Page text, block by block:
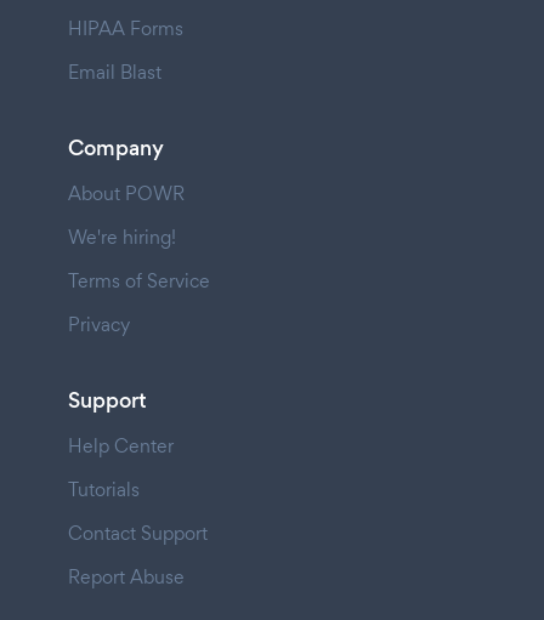
HIPAA Forms
Email Blast
Company
About POWR
We're hiring!
Terms of Service
Privacy
Support
Help Center
Tutorials
Contact Support
Report Abuse